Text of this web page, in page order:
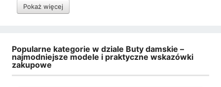
Pokaż więcej
Popularne kategorie w dziale Buty damskie –
najmodniejsze modele i praktyczne wskazówki
zakupowe